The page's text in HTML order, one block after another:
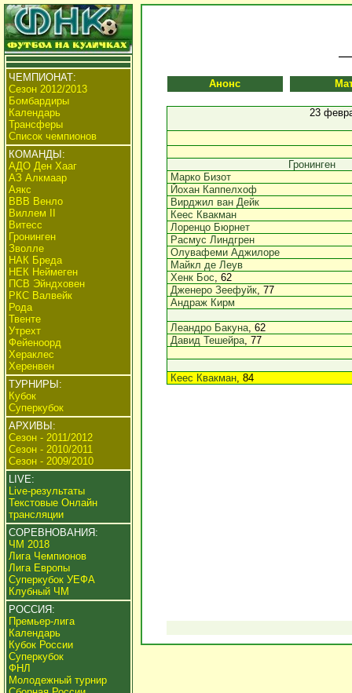
ЧЕМПИОНАТ:
Сезон 2012/2013
Бомбардиры
Календарь
Трансферы
Список чемпионов
КОМАНДЫ:
АДО Ден Хааг
АЗ Алкмаар
Аякс
ВВВ Венло
Виллем II
Витесс
Гронинген
Зволле
НАК Бреда
НЕК Неймеген
ПСВ Эйндховен
РКС Валвейк
Рода
Твенте
Утрехт
Фейеноорд
Хераклес
Херенвен
ТУРНИРЫ:
Кубок
Суперкубок
АРХИВЫ:
Сезон - 2011/2012
Сезон - 2010/2011
Сезон - 2009/2010
LIVE:
Live-результаты
Текстовые Онлайн
трансляции
СОРЕВНОВАНИЯ:
ЧМ 2018
Лига Чемпионов
Лига Европы
Суперкубок УЕФА
Клубный ЧМ
РОССИЯ:
Премьер-лига
Календарь
Кубок России
Суперкубок
ФНЛ
Молодежный турнир
Анонс
23
Гронинген
Марко Бизот
Йохан Каппелхоф
Вирджил ван Дейк
Кеес Квакман
Лоренцо Бюрнет
Расмус Линдгрен
Олувафеми Аджилоре
Майкл де Леув
Хенк Бос, 62
Дженеро Зеефуйк, 77
Андраж Кирм
Леандро Бакуна, 62
Давид Тешейра, 77
Кеес Квакман, 84